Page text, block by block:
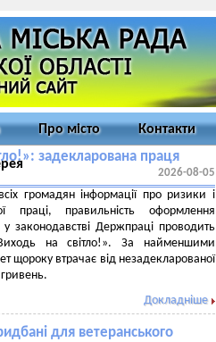
Про місто Контакти
задекларована праця
2026-08-05
громадян інформації про ризики і
праці, правильність оформлення
законодавстві Держпраці проводить
на світло!». За найменшими
втрачає від незадекларованої
Докладніше
для ветеранського